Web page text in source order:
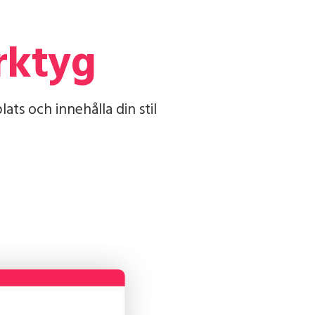
och innehålla din stil